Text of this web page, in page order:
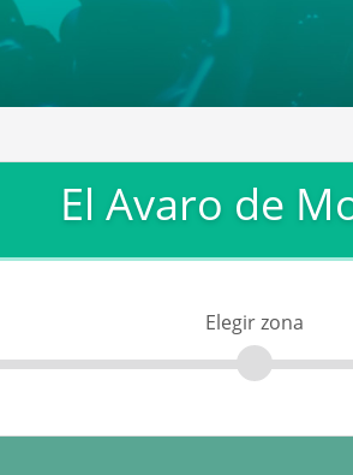
El Avaro de
Elegir zona